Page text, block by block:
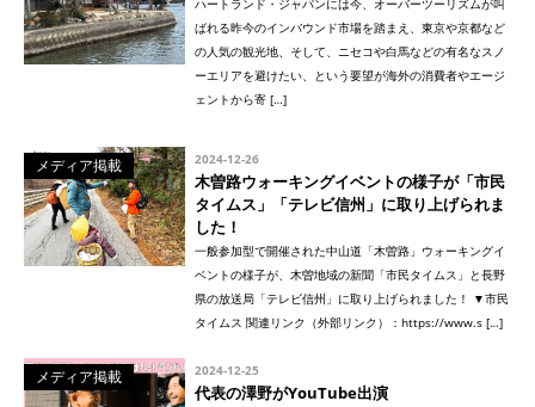
ハートランド・ジャパンには今、オーバーツーリズムが叫
ばれる昨今のインバウンド市場を踏まえ、東京や京都など
の人気の観光地、そして、ニセコや白馬などの有名なスノ
ーエリアを避けたい、という要望が海外の消費者やエージ
ェントから寄 […]
メディア掲載 2024-12-26
木曽路ウォーキングイベントの様子が「市民
タイムス」「テレビ信州」に取り上げられま
した！
一般参加型で開催された中山道「木曽路」ウォーキングイ
ベントの様子が、木曽地域の新聞「市民タイムス」と長野
県の放送局「テレビ信州」に取り上げられました！ ▼市民
タイムス 関連リンク（外部リンク）：https://www.s […]
メディア掲載 2024-12-25
代表の澤野がYouTube出演